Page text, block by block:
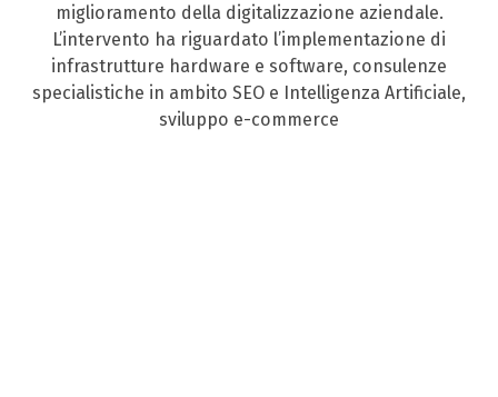
miglioramento della digitalizzazione aziendale.
L’intervento ha riguardato l’implementazione di
infrastrutture hardware e software, consulenze
specialistiche in ambito SEO e Intelligenza Artificiale,
sviluppo e-commerce